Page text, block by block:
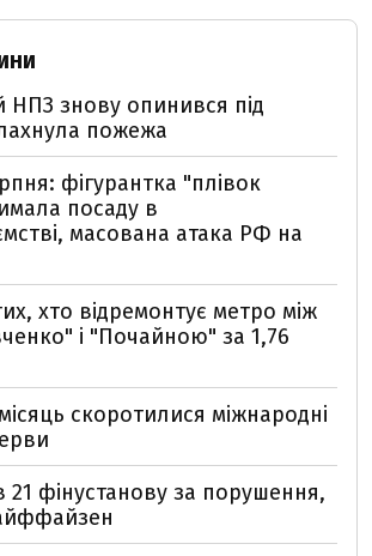
НПЗ знову опинився під
пожежа
фігурантка "плівок
посаду в
масована атака РФ на
хто відремонтує метро між
і "Почайною" за 1,76
скоротилися міжнародні
фінустанову за порушення,